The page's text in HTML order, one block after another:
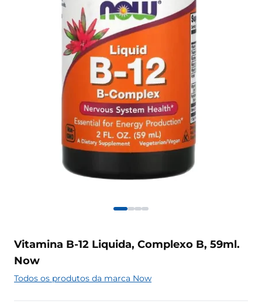
Vitamina B-12 Liquida, Complexo B, 59ml.
Now
Todos os produtos da marca Now